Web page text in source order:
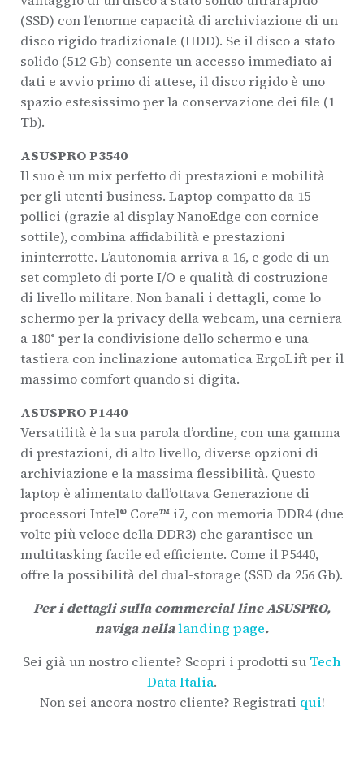
(SSD) con l’enorme capacità di archiviazione di un
disco rigido tradizionale (HDD). Se il disco a stato
solido (512 Gb) consente un accesso immediato ai
dati e avvio primo di attese, il disco rigido è uno
spazio estesissimo per la conservazione dei file (1
Tb).
ASUSPRO P3540
Il suo è un mix perfetto di prestazioni e mobilità
per gli utenti business. Laptop compatto da 15
pollici (grazie al display NanoEdge con cornice
sottile), combina affidabilità e prestazioni
ininterrotte. L’autonomia arriva a 16, e gode di un
set completo di porte I/O e qualità di costruzione
di livello militare. Non banali i dettagli, come lo
schermo per la privacy della webcam, una cerniera
a 180° per la condivisione dello schermo e una
tastiera con inclinazione automatica ErgoLift per il
massimo comfort quando si digita.
ASUSPRO P1440
Versatilità è la sua parola d’ordine, con una gamma
di prestazioni, di alto livello, diverse opzioni di
archiviazione e la massima flessibilità. Questo
laptop è alimentato dall’ottava Generazione di
processori Intel® Core™ i7, con memoria DDR4 (due
volte più veloce della DDR3) che garantisce un
multitasking facile ed efficiente. Come il P5440,
offre la possibilità del dual-storage (SSD da 256 Gb).
Per i dettagli sulla commercial line ASUSPRO,
naviga nellalanding page.
Sei già un nostro cliente? Scopri i prodotti su Tech
Data Italia.
Non sei ancora nostro cliente? Registrati qui!